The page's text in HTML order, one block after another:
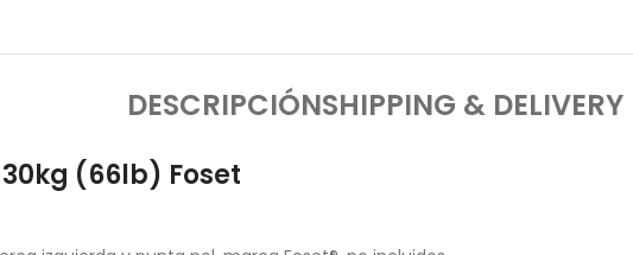
DESCRIPCIÓNSHIPPING & DELIVERY
(66lb) Foset